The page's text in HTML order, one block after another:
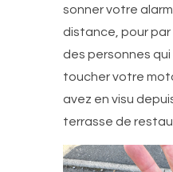
sonner votre
distance, pour
des personnes
toucher votre
avez en visu
terrasse de